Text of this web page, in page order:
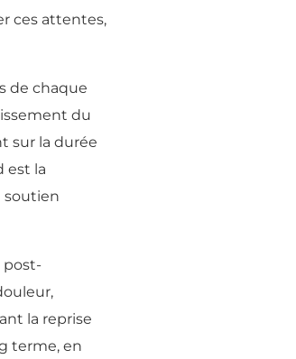
ces attentes,
de chaque
du
sur la durée
est la
soutien
post-
la reprise
terme, en